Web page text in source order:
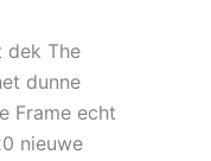
dek The
dunne
Frame echt
nieuwe